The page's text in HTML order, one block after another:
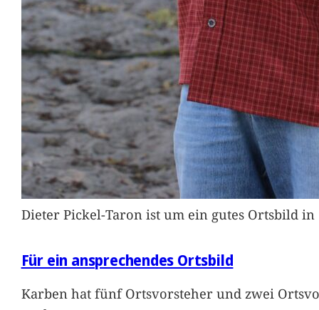
Dieter Pickel-Taron ist um ein gutes Ortsbild
Für ein ansprechendes Ortsbild
Karben hat fünf Ortsvorsteher und zwei